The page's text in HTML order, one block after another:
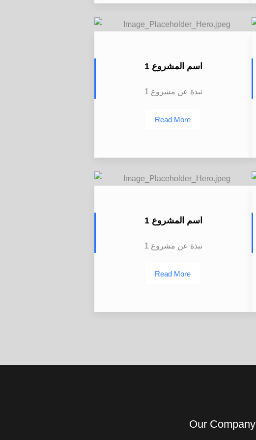
اسم المشروع 1
نبذة عن مشروع 1
Read More
اسم المشروع 1
نبذة عن مشروع 1
Read More
Our Company